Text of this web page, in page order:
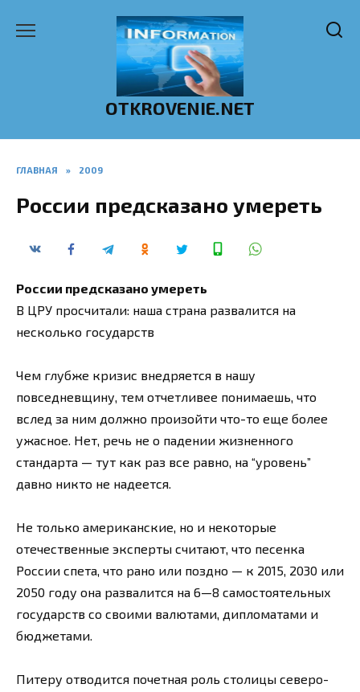
OTKROVENIE.NET
ГЛАВНАЯ » 2009
России предсказано умереть
России предсказано умереть
В ЦРУ просчитали: наша страна развалится на
несколько государств
Чем глубже кризис внедряется в нашу
повседневщину, тем отчетливее понимаешь, что
вслед за ним должно произойти что-то еще более
ужасное. Нет, речь не о падении жизненного
стандарта — тут как раз все равно, на “уровень”
давно никто не надеется.
Не только американские, но и некоторые
отечественные эксперты считают, что песенка
России спета, что рано или поздно — к 2015, 2030 или
2050 году она развалится на 6—8 самостоятельных
государств со своими валютами, дипломатами и
бюджетами.
Питеру отводится почетная роль столицы северо-